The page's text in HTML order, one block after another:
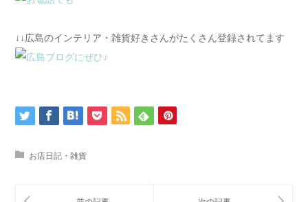
↓↓広島のインテリア・雑貨好きさんがたくさん登録されてます
お店日記・雑貨